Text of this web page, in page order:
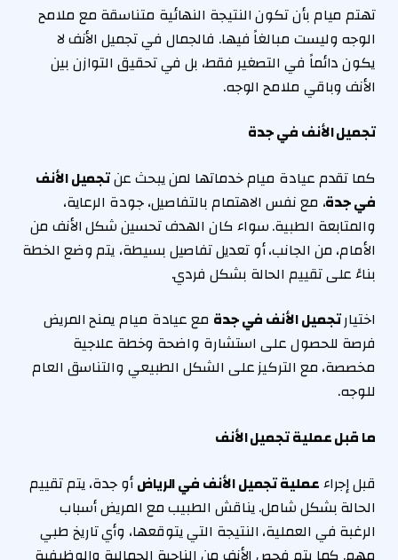
تهتم ميام بأن تكون النتيجة النهائية متناسقة مع ملامح
الوجه وليست مبالغاً فيها. فالجمال في تجميل الأنف لا
يكون دائماً في التصغير فقط، بل في تحقيق التوازن بين
الأنف وباقي ملامح الوجه.
تجميل الأنف في جدة
كما تقدم عيادة ميام خدماتها لمن يبحث عنتجميل الأنف
في جدة، مع نفس الاهتمام بالتفاصيل، جودة الرعاية،
والمتابعة الطبية. سواء كان الهدف تحسين شكل الأنف من
الأمام، من الجانب، أو تعديل تفاصيل بسيطة، يتم وضع الخطة
بناءً على تقييم الحالة بشكل فردي.
اختيارتجميل الأنف في جدة مع عيادة ميام يمنح المريض
فرصة للحصول على استشارة واضحة وخطة علاجية
مخصصة، مع التركيز على الشكل الطبيعي والتناسق العام
للوجه.
ما قبل عملية تجميل الأنف
قبل إجراءعملية تجميل الأنف في الرياضأو جدة، يتم تقييم
الحالة بشكل شامل. يناقش الطبيب مع المريض أسباب
الرغبة في العملية، النتيجة التي يتوقعها، وأي تاريخ طبي